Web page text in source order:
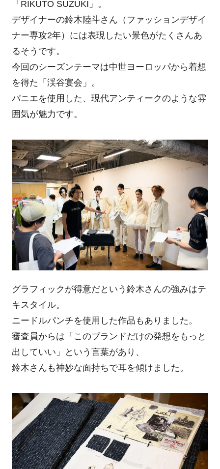
「RIKUTO SUZUKI」。
デザイナーの鈴木陸斗さん（ファッションデザイ
ナー専攻2年）には表現したい景色がたくさんあ
るそうです。
今回のシーズンテーマは中世ヨーロッパから着想
を得た「渓谷宴会」。
パニエを使用した、現代アンティークのような雰
囲気が魅力です。
グラフィックが得意だという鈴木さんの強みはテ
キスタイル。
ニードルパンチを使用した作品もありました。
審査員からは「このブランドだけの発想をもっと
出していい」という言葉があり、
鈴木さんも神妙な面持ちで耳を傾けました。